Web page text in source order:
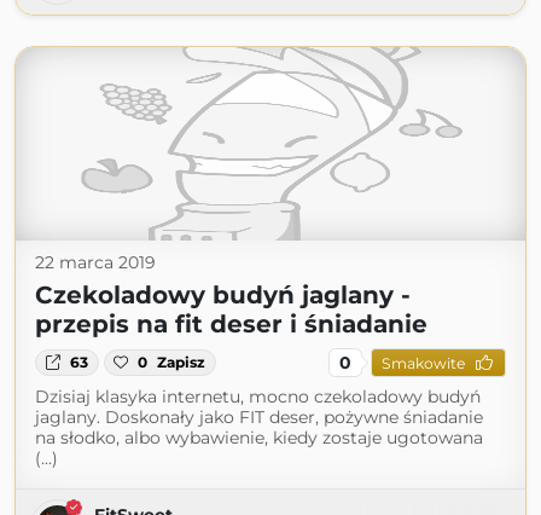
22 marca 2019
Czekoladowy budyń jaglany -
przepis na fit deser i śniadanie
63 0 Zapisz 0 Smakowite
Dzisiaj klasyka internetu, mocno czekoladowy budyń
jaglany. Doskonały jako FIT deser, pożywne śniadanie
na słodko, albo wybawienie, kiedy zostaje ugotowana
(...)